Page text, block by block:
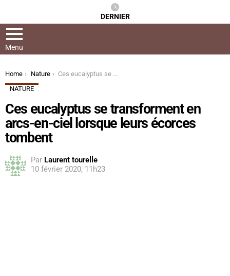
DERNIER
Menu
You are here:
Home Nature
Ces eucalyptus se transforment en arcs-en-ciel lorsque leurs écorces tombent
NATURE
Ces eucalyptus se transforment en
arcs-en-ciel lorsque leurs écorces
tombent
Par Laurent tourelle
10 février 2020, 11h23